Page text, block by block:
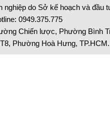
nghiệp do Sở kế hoạch và đầu
0949.375.775
Chiến lược, Phường Bình
Phường Hoà Hưng,